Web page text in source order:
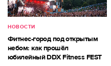
НОВОСТИ
Фитнес-город под открытым
небом: как прошёл
юбилейный DDX Fitness FEST